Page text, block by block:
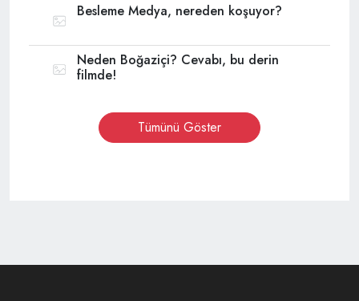
Besleme Medya, nereden koşuyor?
Neden Boğaziçi? Cevabı, bu derin
filmde!
Tümünü Göster